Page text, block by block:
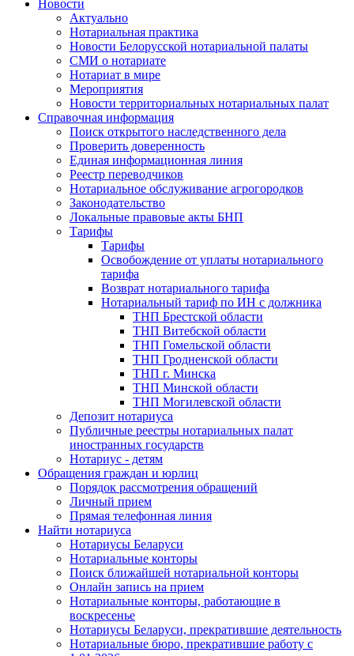
Новости
Актуально
Нотариальная практика
Новости Белорусской нотариальной палаты
СМИ о нотариате
Нотариат в мире
Мероприятия
Новости территориальных нотариальных палат
Справочная информация
Поиск открытого наследственного дела
Проверить доверенность
Единая информационная линия
Реестр переводчиков
Нотариальное обслуживание агрогородков
Законодательство
Локальные правовые акты БНП
Тарифы
Тарифы
Освобождение от уплаты нотариального
тарифа
Возврат нотариального тарифа
Нотариальный тариф по ИН с должника
ТНП Брестской области
ТНП Витебской области
ТНП Гомельской области
ТНП Гродненской области
ТНП г. Минска
ТНП Минской области
ТНП Могилевской области
Депозит нотариуса
Публичные реестры нотариальных палат
иностранных государств
Нотариус - детям
Обращения граждан и юрлиц
Порядок рассмотрения обращений
Личный прием
Прямая телефонная линия
Найти нотариуса
Нотариусы Беларуси
Нотариальные конторы
Поиск ближайшей нотариальной конторы
Онлайн запись на прием
Нотариальные конторы, работающие в
воскресенье
Нотариусы Беларуси, прекратившие деятельность
Нотариальные бюро, прекратившие работу с